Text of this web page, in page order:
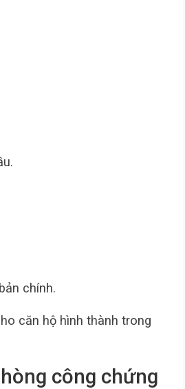
chính.
căn hộ hình thành trong
công chứng